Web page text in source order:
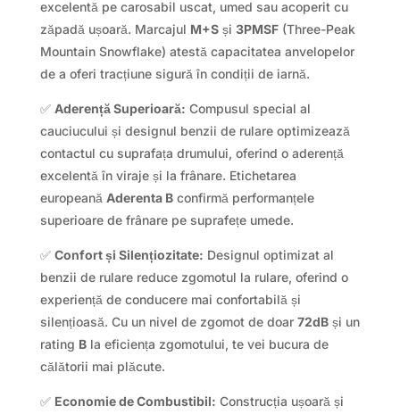
excelentă pe carosabil uscat, umed sau acoperit cu
zăpadă ușoară. Marcajul M+Sși 3PMSF(Three-Peak
Mountain Snowflake) atestă capacitatea anvelopelor
de a oferi tracțiune sigură în condiții de iarnă.
✅ Aderență Superioară: Compusul special al
cauciucului și designul benzii de rulare optimizează
contactul cu suprafața drumului, oferind o aderență
excelentă în viraje și la frânare. Etichetarea
europeană Aderenta Bconfirmă performanțele
superioare de frânare pe suprafețe umede.
✅ Confort și Silențiozitate: Designul optimizat al
benzii de rulare reduce zgomotul la rulare, oferind o
experiență de conducere mai confortabilă și
silențioasă. Cu un nivel de zgomot de doar 72dBși un
rating Bla eficiența zgomotului, te vei bucura de
călătorii mai plăcute.
✅ Economie de Combustibil: Construcția ușoară și